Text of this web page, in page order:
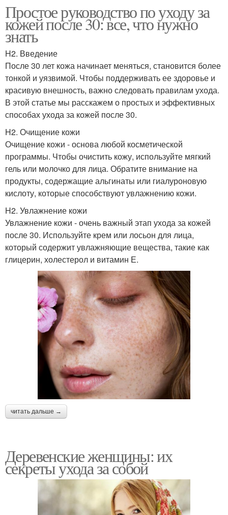
Простое руководство по уходу за
кожей после 30: все, что нужно
знать
H2. Введение
После 30 лет кожа начинает меняться, становится более
тонкой и уязвимой. Чтобы поддерживать ее здоровье и
красивую внешность, важно следовать правилам ухода.
В этой статье мы расскажем о простых и эффективных
способах ухода за кожей после 30.
H2. Очищение кожи
Очищение кожи - основа любой косметической
программы. Чтобы очистить кожу, используйте мягкий
гель или молочко для лица. Обратите внимание на
продукты, содержащие альгинаты или гиалуроновую
кислоту, которые способствуют увлажнению кожи.
H2. Увлажнение кожи
Увлажнение кожи - очень важный этап ухода за кожей
после 30. Используйте крем или лосьон для лица,
который содержит увлажняющие вещества, такие как
глицерин, холестерол и витамин Е.
читать дальше →
Деревенские женщины: их
секреты ухода за собой